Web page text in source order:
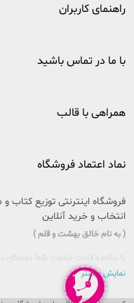
راهنمای کاربران
با ما در تماس باشید
همراهی با قالب
نماد اعتماد فروشگاه
فروشگاه اینترنتی توزیع
انتخاب و خرید آنلاین
( به نام خالق بهشت و قلم )
با سلام و ارادت خدمت شما دوستان و
سایتی را که در پیش روی دارید
کشور عزیزمان ایران است که در
نمایش بیشتر